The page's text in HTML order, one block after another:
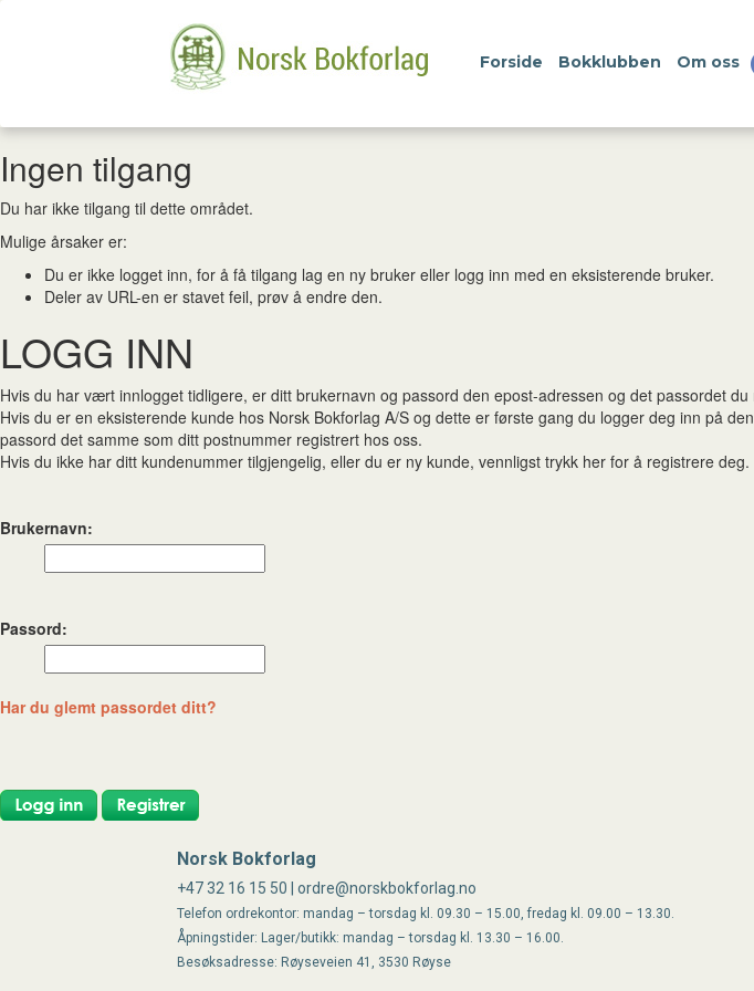
Forside Bokklubben Om oss
Ingen tilgang
Du har ikke tilgang til dette området.
Mulige årsaker er:
Du er ikke logget inn, for å få tilgang lag en ny bruker eller logg inn med en eksisterende bruker.
Deler av URL-en er stavet feil, prøv å endre den.
LOGG INN
Hvis du har vært innlogget tidligere, er ditt brukernavn og passord den epost-adressen og det passordet
Hvis du er en eksisterende kunde hos Norsk Bokforlag A/S og dette er første gang du logger deg inn på
passord det samme som ditt postnummer registrert hos oss.
Hvis du ikke har ditt kundenummer tilgjengelig, eller du er ny kunde, vennligst trykk her for å registrere deg.
Brukernavn:
Passord:
Har du glemt passordet ditt?
Norsk Bokforlag
+47 32 16 15 50 | ordre@norskbokforlag.no
Telefon ordrekontor: mandag – torsdag kl. 09.30 – 15.00, fredag kl. 09.00 – 13.30.
Åpningstider: Lager/butikk: mandag – torsdag kl. 13.30 – 16.00.
Besøksadresse: Røyseveien 41, 3530 Røyse